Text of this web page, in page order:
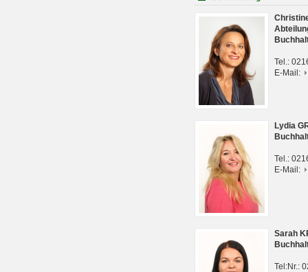
Tel.:
E-Mail:
Lydia
Tel.:
E-Mail:
Sarah
Tel:Nr.: